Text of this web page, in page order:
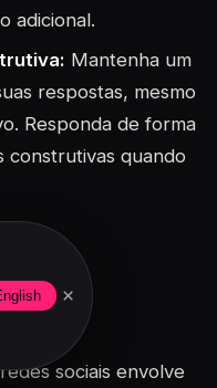
×
adicional.
Mantenha um
respostas, mesmo
Responda de forma
construtivas quando
a sua
sociais envolve